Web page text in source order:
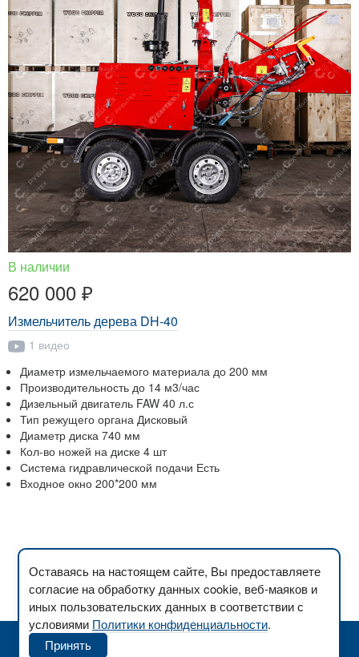
В наличии
620 000 ₽
Измельчитель дерева DH-40
1 видео
Диаметр измельчаемого материала до 200 мм
Производительность до 14 м3/час
Дизельный двигатель FAW 40 л.с
Тип режущего органа Дисковый
Диаметр диска 740 мм
Кол-во ножей на диске 4 шт
Система гидравлической подачи Есть
Входное окно 200*200 мм
Оставаясь на настоящем сайте, Вы предоставляете
согласие на обработку данных cookie, веб-маяков и
иных пользовательских данных в соответствии с
условиями Политики конфиденциальности.
Принять